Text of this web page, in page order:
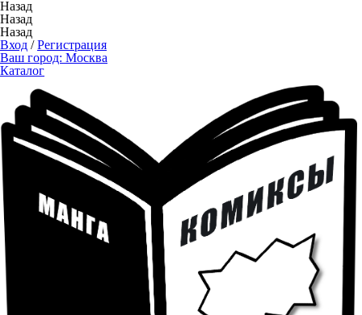
Назад
Назад
Назад
Вход /Регистрация
Ваш город: Москва
Каталог